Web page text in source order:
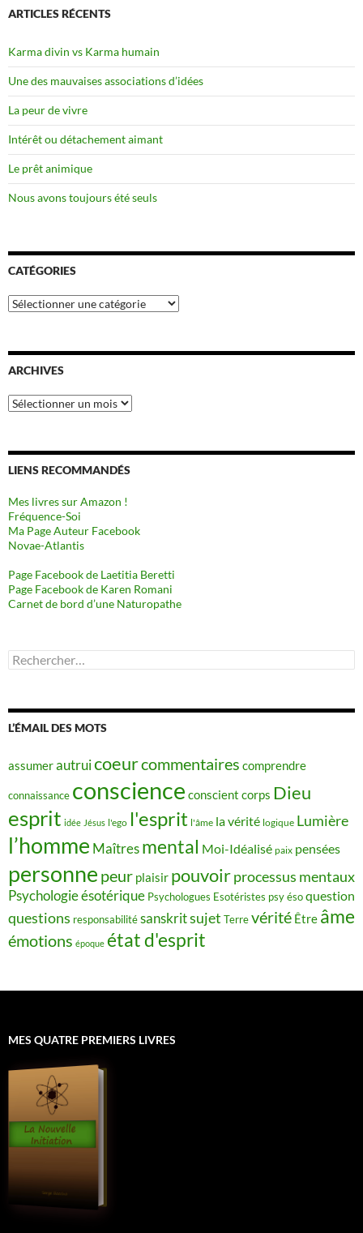
ARTICLES RÉCENTS
Karma divin vs Karma humain
Une des mauvaises associations d’idées
La peur de vivre
Intérêt ou détachement aimant
Le prêt animique
Nous avons toujours été seuls
CATÉGORIES
Catégories
ARCHIVES
Archives
LIENS RECOMMANDÉS
Mes livres sur Amazon !
Fréquence-Soi
Ma Page Auteur Facebook
Novae-Atlantis
Page Facebook de Laetitia Beretti
Page Facebook de Karen Romani
Carnet de bord d’une Naturopathe
Rechercher :
L’ÉMAIL DES MOTS
assumerautruicoeurcommentaires comprendre
connaissance conscience conscient corps Dieu
esprit idée Jésus l'ego l'esprit l'âme la vérité logique Lumière
l’homme Maîtres mental Moi-Idéalisé paix pensées
personne peur plaisir pouvoirprocessus mentaux
Psychologie ésotérique Psychologues Esotéristes psy ésoquestion
questions responsabilitésanskritsujet Terrevérité Être âme
émotions époque état d'esprit
MES QUATRE PREMIERS LIVRES